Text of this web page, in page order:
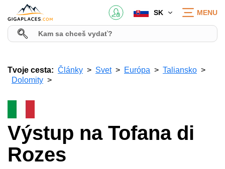
SK MENU
Tvoje cesta: Články Svet Európa
Taliansko
Dolomity
Výstup na Tofana di
Rozes